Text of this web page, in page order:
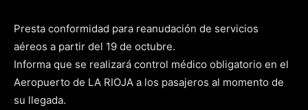
Presta conformidad para reanudación de servicios
aéreos a partir del 19 de octubre.
Informa que se realizará control médico obligatorio en el
Aeropuerto de LA RIOJA a los pasajeros al momento de
su llegada.